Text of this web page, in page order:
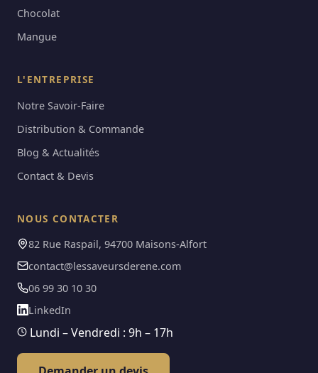
Chocolat
Mangue
L'ENTREPRISE
Notre Savoir-Faire
Distribution & Commande
Blog & Actualités
Contact & Devis
NOUS CONTACTER
82 Rue Raspail, 94700 Maisons-Alfort
contact@lessaveursderene.com
06 99 30 10 30
LinkedIn
Lundi – Vendredi : 9h – 17h